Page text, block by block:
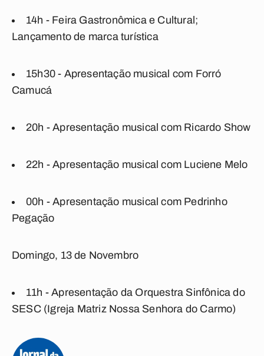
14h - Feira Gastronômica e Cultural;
Lançamento de marca turística
15h30 - Apresentação musical com Forró
Camucá
20h - Apresentação musical com Ricardo Show
22h - Apresentação musical com Luciene Melo
00h - Apresentação musical com Pedrinho
Pegação
Domingo, 13 de Novembro
11h - Apresentação da Orquestra Sinfônica do
SESC (Igreja Matriz Nossa Senhora do Carmo)